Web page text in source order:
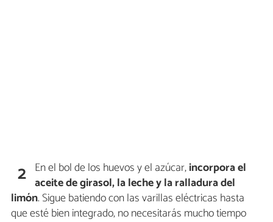
2 En el bol de los huevos y el azúcar,incorpora el
aceite de girasol, la leche y la ralladura del
limón. Sigue batiendo con las varillas eléctricas hasta
que esté bien integrado, no necesitarás mucho tiempo